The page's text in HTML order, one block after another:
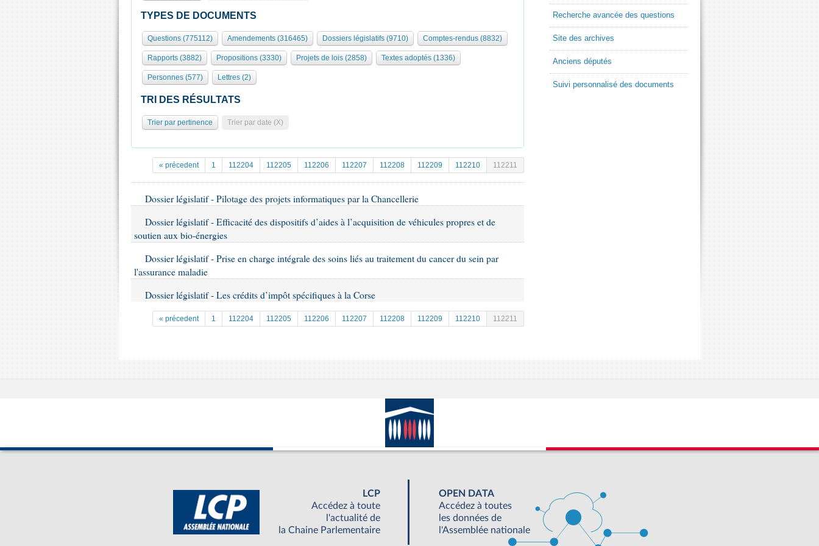
TYPES DE DOCUMENTS
Questions (775112) Amendements (316465) Dossiers législatifs (9710) Comptes-rendus (8832)
Rapports (3882) Propositions (3330) Projets de lois (2858) Textes adoptés (1336)
Personnes (577) Lettres (2)
TRI DES RÉSULTATS
Trier par pertinence Trier par date (X)
« précedent 1 112204 112205 112206 112207 112208 112209 112210 112211
Dossier législatif - Pilotage des projets informatiques par la Chancellerie
Dossier législatif - Efficacité des dispositifs d’aides à l’acquisition de véhicules propres et de
soutien aux bio-énergies
Dossier législatif - Prise en charge intégrale des soins liés au traitement du cancer du sein par
l'assurance maladie
Dossier législatif - Les crédits d’impôt spécifiques à la Corse
« précedent 1 112204 112205 112206 112207 112208 112209 112210 112211
Recherche avancée des questions
Site des archives
Anciens députés
Suivi personnalisé des documents
LCP
Accédez à toute
l'actualité de
la Chaine Parlementaire
OPEN DATA
Accédez à toutes
les données de
l'Assemblée nationale